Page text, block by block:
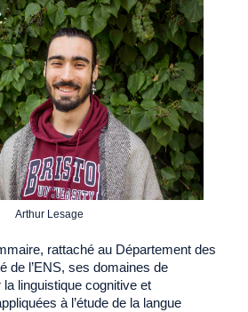
Arthur Lesage
rattaché au Département des
de l’ENS, ses domaines de
linguistique cognitive et
à l’étude de la langue